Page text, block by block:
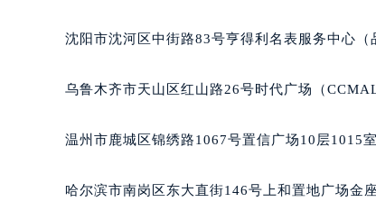
内蒙古自治区呼伦贝尔市海拉尔
内蒙古自治区乌海市海勃湾区人
内蒙古自治区锡林郭勒盟市锡林
山西省大同市平城区迎宾街积家
沈阳市沈河区中街路83号亨得利名表服务中心（
乌鲁木齐市天山区红山路26号时代广场（
温州市鹿城区锦绣路1067号置信广场10层1015
哈尔滨市南岗区东大直街146号上和置地广场金